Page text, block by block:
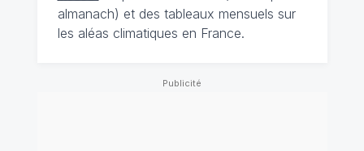
almanach) et des tableaux mensuels sur
les aléas climatiques en France.